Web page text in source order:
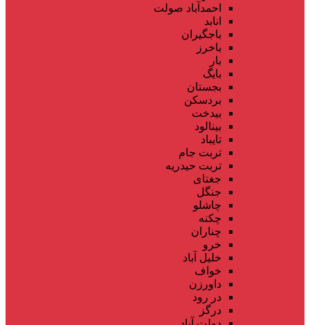
احمدآباد صولت
انابد
باجگیران
باخرز
بار
بایگ
بجستان
بردسکن
بیدخت
بینالود
تایباد
تربت جام
تربت حیدریه
جغتای
جنگل
چاشلو
چکنه
چناران
خرو
خلیل آباد
خواف
داورزن
در رود
درگز